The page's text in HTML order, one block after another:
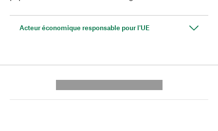
Acteur économique responsable pour l'UE